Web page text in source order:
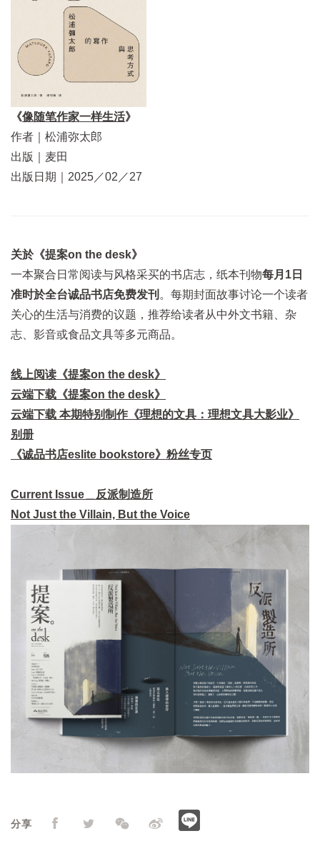
《像随笔作家一样生活》
作者｜松浦弥太郎
出版｜麦田
出版日期｜2025／02／27
关於《提案on the desk》
一本聚合日常阅读与风格采买的书店志，纸本刊物每月1日
准时於全台诚品书店免费发刊 。每期封面故事讨论一个读者
关心的生活与消费的议题，推荐给读者从中外文书籍、杂
志、影音或食品文具等多元商品。
线上阅读《提案on the desk》
云端下载《提案on the desk》
云端下载 本期特别制作《理想的文具：理想文具大影业》
别册
《诚品书店eslite bookstore》粉丝专页
Current Issue＿反派制造所
Not Just the Villain, But the Voice
分享